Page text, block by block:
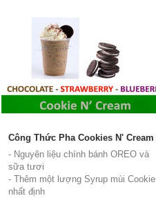
Công Thức Pha Cookies N' Cream
- Nguyên liệu chính bánh OREO và
sữa tươi
- Thêm một lượng Syrup mùi Cookie
nhất định